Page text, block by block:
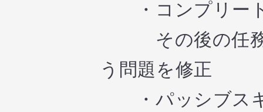
・コンプリート
その後の任務
う問題を修正
・パッシブスキ